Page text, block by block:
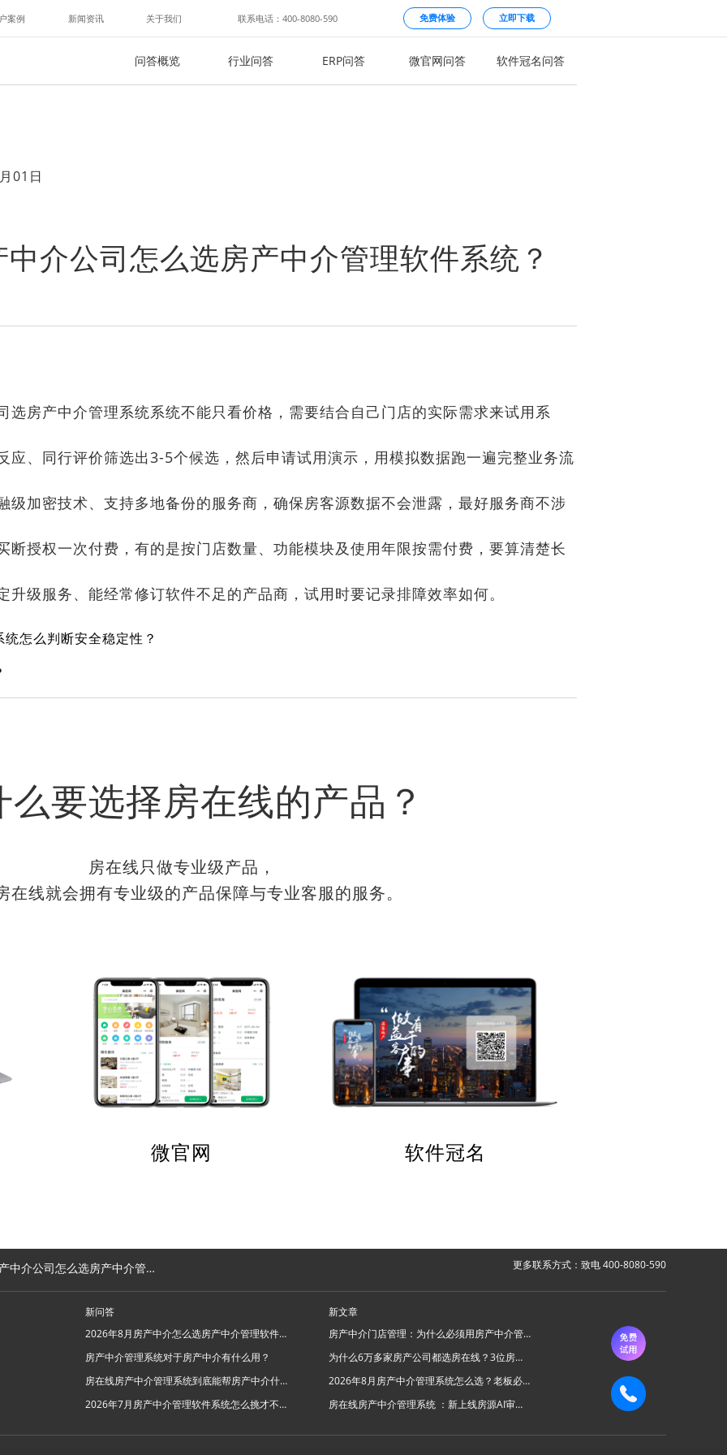
案例 新闻资讯 关于我们 联系电话：400-8080-590 免费体验 立即下载
问答概览 行业问答 ERP问答 微官网问答 软件冠名问答
01日
介公司怎么选房产中介管理软件系统？
产中介管理系统系统不能只看价格，需要结合自己门店的实际需求来试用系
应、同行评价筛选出3-5个候选，然后申请试用演示，用模拟数据跑一遍完整业务流
级加密技术、支持多地备份的服务商，确保房客源数据不会泄露，最好服务商不涉
断授权一次付费，有的是按门店数量、功能模块及使用年限按需付费，要算清楚长
升级服务、能经常修订软件不足的产品商，试用时要记录排障效率如何。
怎么判断安全稳定性？
么要选择房在线的产品？
房在线只做专业级产品，
在线就会拥有专业级的产品保障与专业客服的服务。
微官网 软件冠名
公司怎么选房产中介管理软件系统？ 更多联系方式：致电 400-8080-590
新问答
2026年8月房产中介怎么选房产中介管理软件系统？
房产中介管理系统对于房产中介有什么用？
房在线房产中介管理系统到底能帮房产中介什么忙？
2026年7月房产中介管理软件系统怎么挑才不踩坑？
新文章
房产中介门店管理：为什么必须用房产中介管理系统？
为什么6万多家房产公司都选房在线？3位房产中介老板的真实心声
2026年8月房产中介管理系统怎么选？老板必看的“避坑六步法”
房在线房产中介管理系统 ：新上线房源AI审批功能